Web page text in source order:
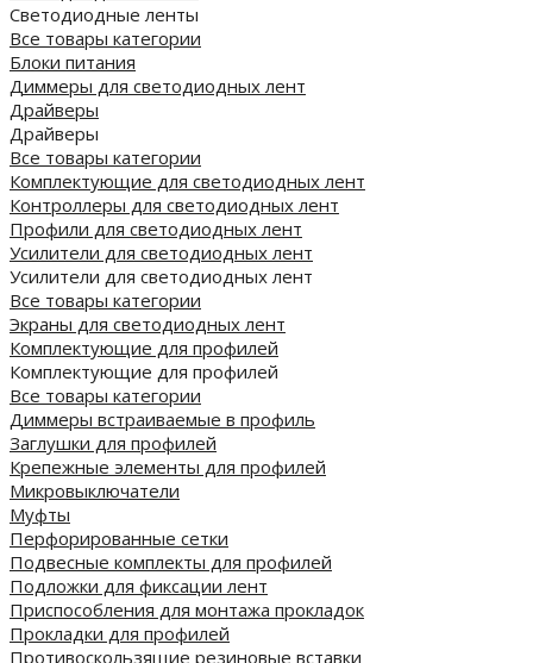
Светодиодные ленты
Все товары категории
Блоки питания
Диммеры для светодиодных лент
Драйверы
Драйверы
Все товары категории
Комплектующие для светодиодных лент
Контроллеры для светодиодных лент
Профили для светодиодных лент
Усилители для светодиодных лент
Усилители для светодиодных лент
Все товары категории
Экраны для светодиодных лент
Комплектующие для профилей
Комплектующие для профилей
Все товары категории
Диммеры встраиваемые в профиль
Заглушки для профилей
Крепежные элементы для профилей
Микровыключатели
Муфты
Перфорированные сетки
Подвесные комплекты для профилей
Подложки для фиксации лент
Приспособления для монтажа прокладок
Прокладки для профилей
Противоскользящие резиновые вставки